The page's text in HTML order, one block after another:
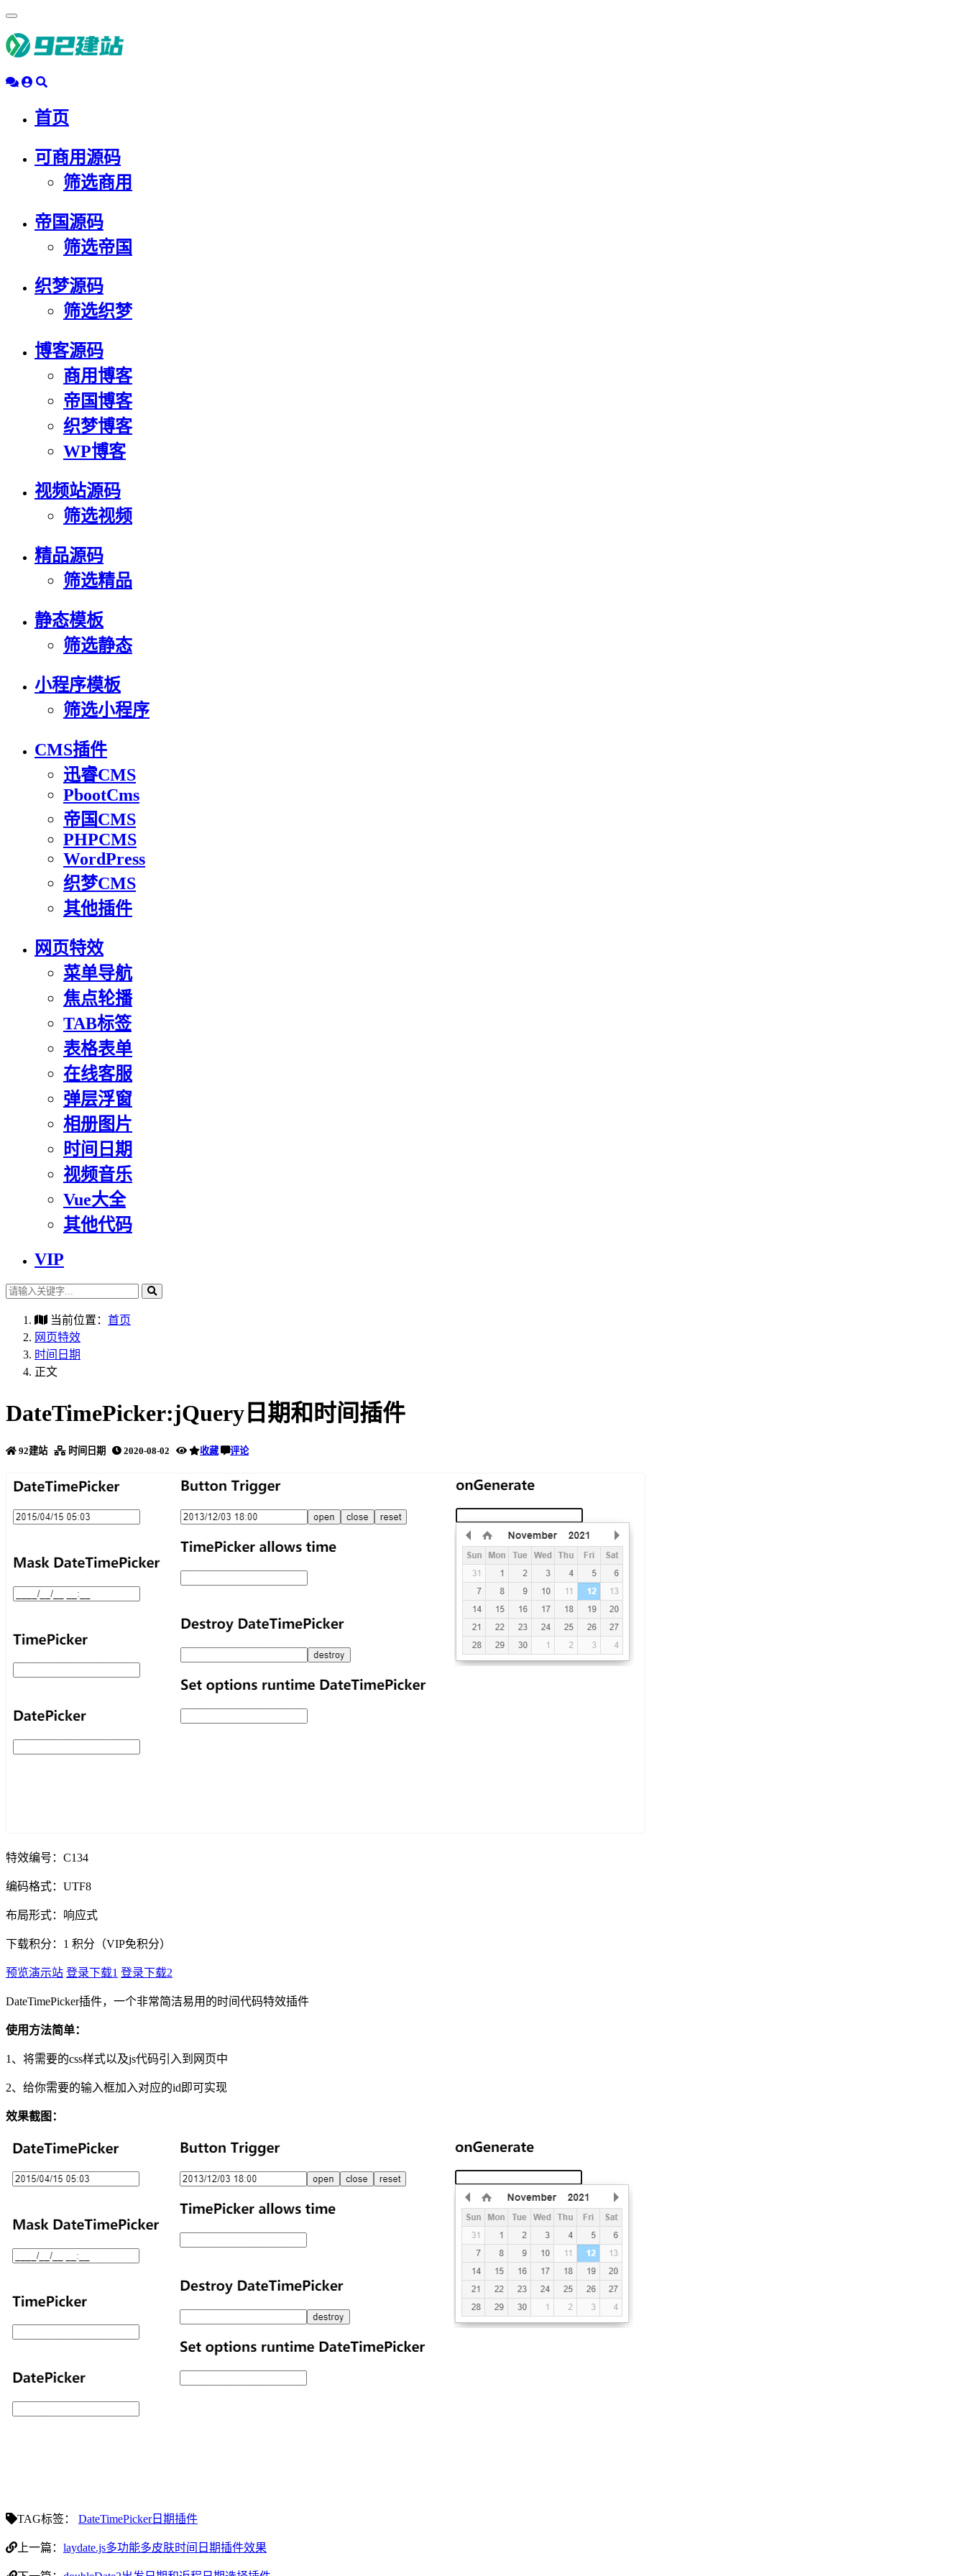
动
导
首页
可商用源码
筛选商用
帝国源码
筛选帝国
织梦源码
筛选织梦
博客源码
商用博客
帝国博客
织梦博客
WP博客
视频站源码
筛选视频
精品源码
筛选精品
静态模板
筛选静态
小程序模板
筛选小程序
CMS插件
迅睿CMS
PbootCms
帝国CMS
PHPCMS
WordPress
织梦CMS
其他插件
网页特效
菜单导航
焦点轮播
TAB标签
表格表单
在线客服
弹层浮窗
相册图片
时间日期
视频音乐
Vue大全
其他代码
VIP
当前位置： 首页
网页特效
时间日期
正文
DateTimePicker:jQuery日期和时间插件
92建站 时间日期 2020-08-02 收藏 评论
特效编号：C134
编码格式：UTF8
布局形式：响应式
下载积分： 1 积分（VIP免积分）
预览演示站 登录下载1 登录下载2
DateTimePicker插件，一个非常简洁易用的时间代码特效插件
使用方法简单：
1、将需要的css样式以及js代码引入到网页中
2、给你需要的输入框加入对应的id即可实现
效果截图：
TAG标签： DateTimePicker日期插件
上一篇： laydate.js多功能多皮肤时间日期插件效果